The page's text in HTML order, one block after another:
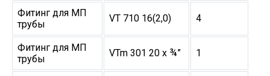
Фитинг для МП
трубы
VT 710 16(2,0) 4
Фитинг для МП
трубы
VTm 301 20 х ¾” 1